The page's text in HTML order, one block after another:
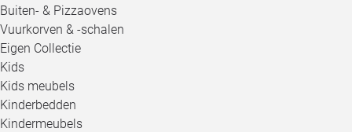
Buiten- & Pizzaovens
Vuurkorven & -schalen
Eigen Collectie
Kids
Kids meubels
Kinderbedden
Kindermeubels